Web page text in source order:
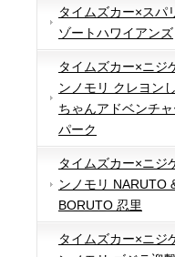
タイムズカー×スパ
ゾートハワイアンズ
タイムズカー×ニジ
ンノモリ クレヨン
ちゃんアドベンチャ
パーク
タイムズカー×ニジ
ンノモリ NARUTO
BORUTO 忍里
タイムズカー×ニジ